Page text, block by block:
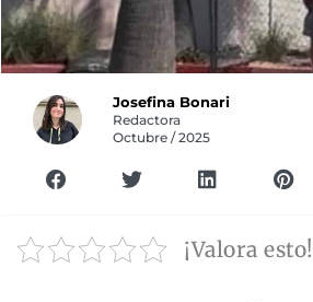
Josefina Bonari
Redactora
Octubre / 2025
¡Valora esto!